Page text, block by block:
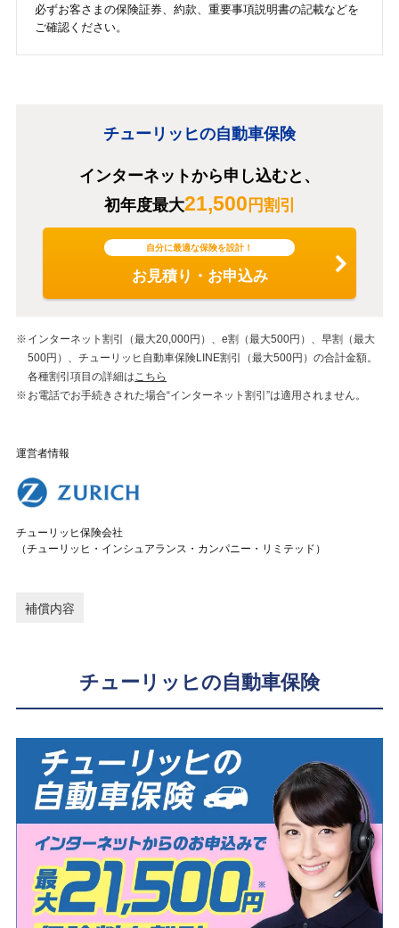
必ずお客さまの保険証券、約款、重要事項説明書の記載などを
ご確認ください。
チューリッヒの自動車保険
インターネットから申し込むと、
初年度最大21,500 円割引
自分に最適な保険を設計！
お見積り・お申込み
インターネット割引（最大20,000円）、e割（最大500円）、早割（最大
500円）、チューリッヒ自動車保険LINE割引（最大500円）の合計金額。
各種割引項目の詳細はこちら
お電話でお手続きされた場合“インターネット割引”は適用されません。
運営者情報
チューリッヒ保険会社
（チューリッヒ・インシュアランス・カンパニー・リミテッド）
補償内容
チューリッヒの自動車保険